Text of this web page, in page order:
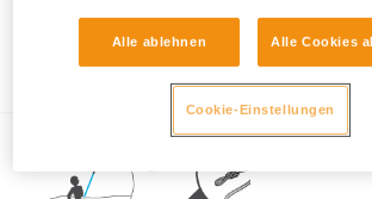
Länge meines neuen Seils und
Alle ablehnen Alle Cookies
Cookie-Einstellungen